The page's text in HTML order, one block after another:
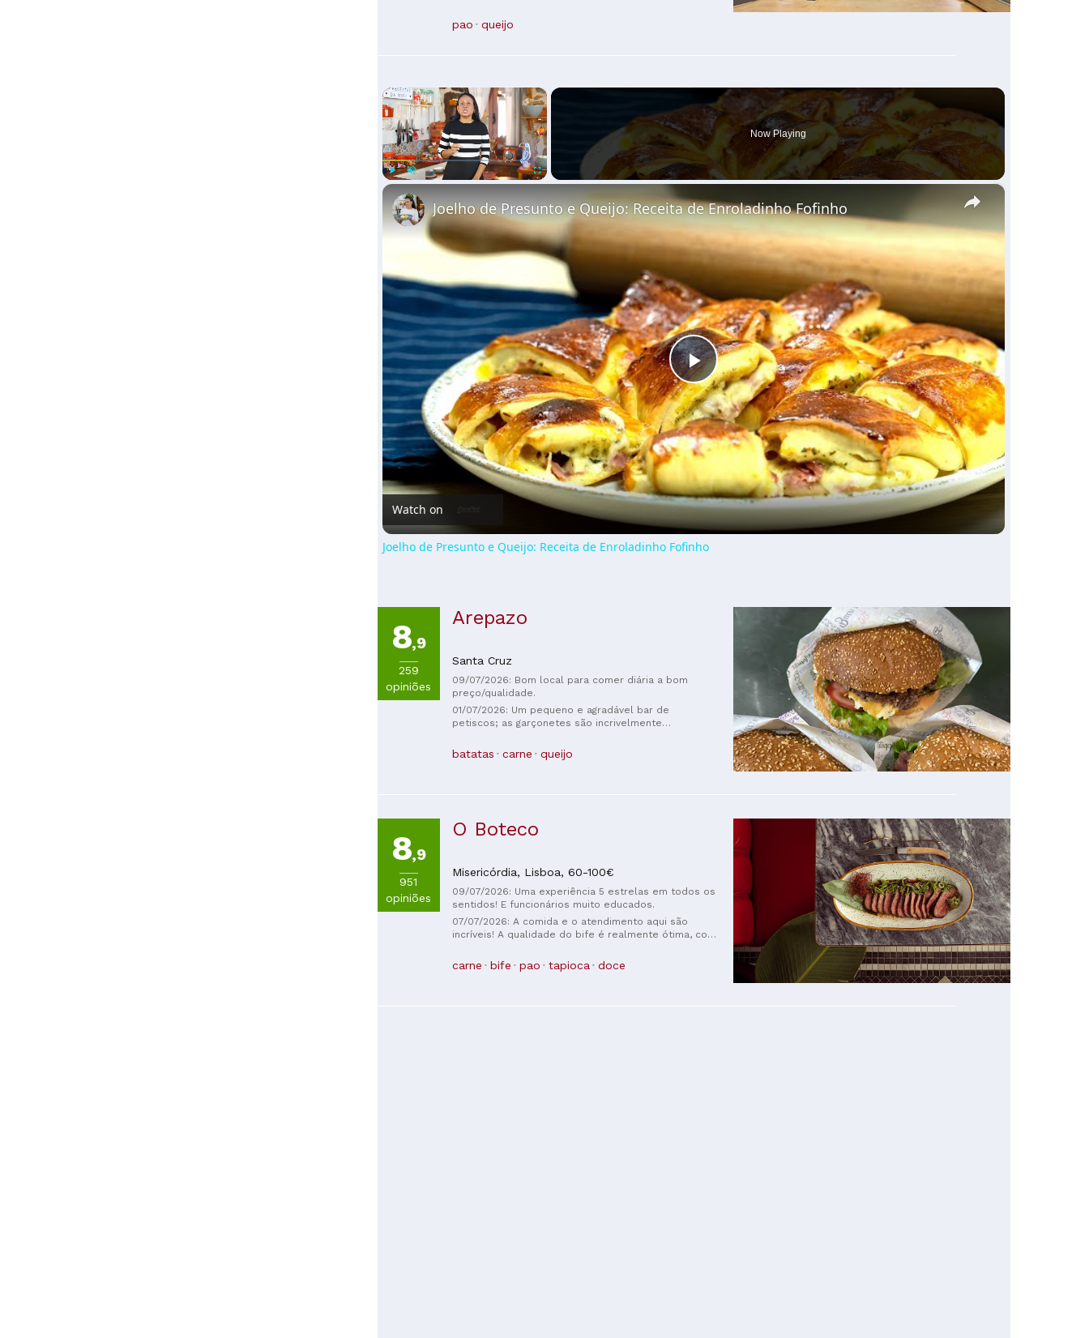
pao queijo
×
Now Playing
×
Play
Video
Joelho de Presunto e Queijo: Receita de Enroladinho Fofinho
Watch on
Joelho de Presunto e Queijo: Receita de Enroladinho Fofinho
8,9
259
opiniões
Arepazo
Santa Cruz
09/07/2026: Bom local para comer diária a bom
preço/qualidade.
01/07/2026: Um pequeno e agradável bar de
petiscos; as garçonetes são incrivelmente
muito razoáveis. Recomendo.
batatas carne queijo
8,9
951
opiniões
O Boteco
Misericórdia, Lisboa, 60-100€
09/07/2026: Uma experiência 5 estrelas em todos os
sentidos! E funcionários muito educados.
07/07/2026: A comida e o atendimento aqui são
incríveis! A qualidade do bife é realmente ótima, com
carne bife pao tapioca doce